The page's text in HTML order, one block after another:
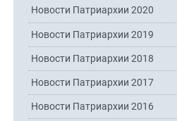
Новости Патриархии 2020
Новости Патриархии 2019
Новости Патриархии 2018
Новости Патриархии 2017
Новости Патриархии 2016